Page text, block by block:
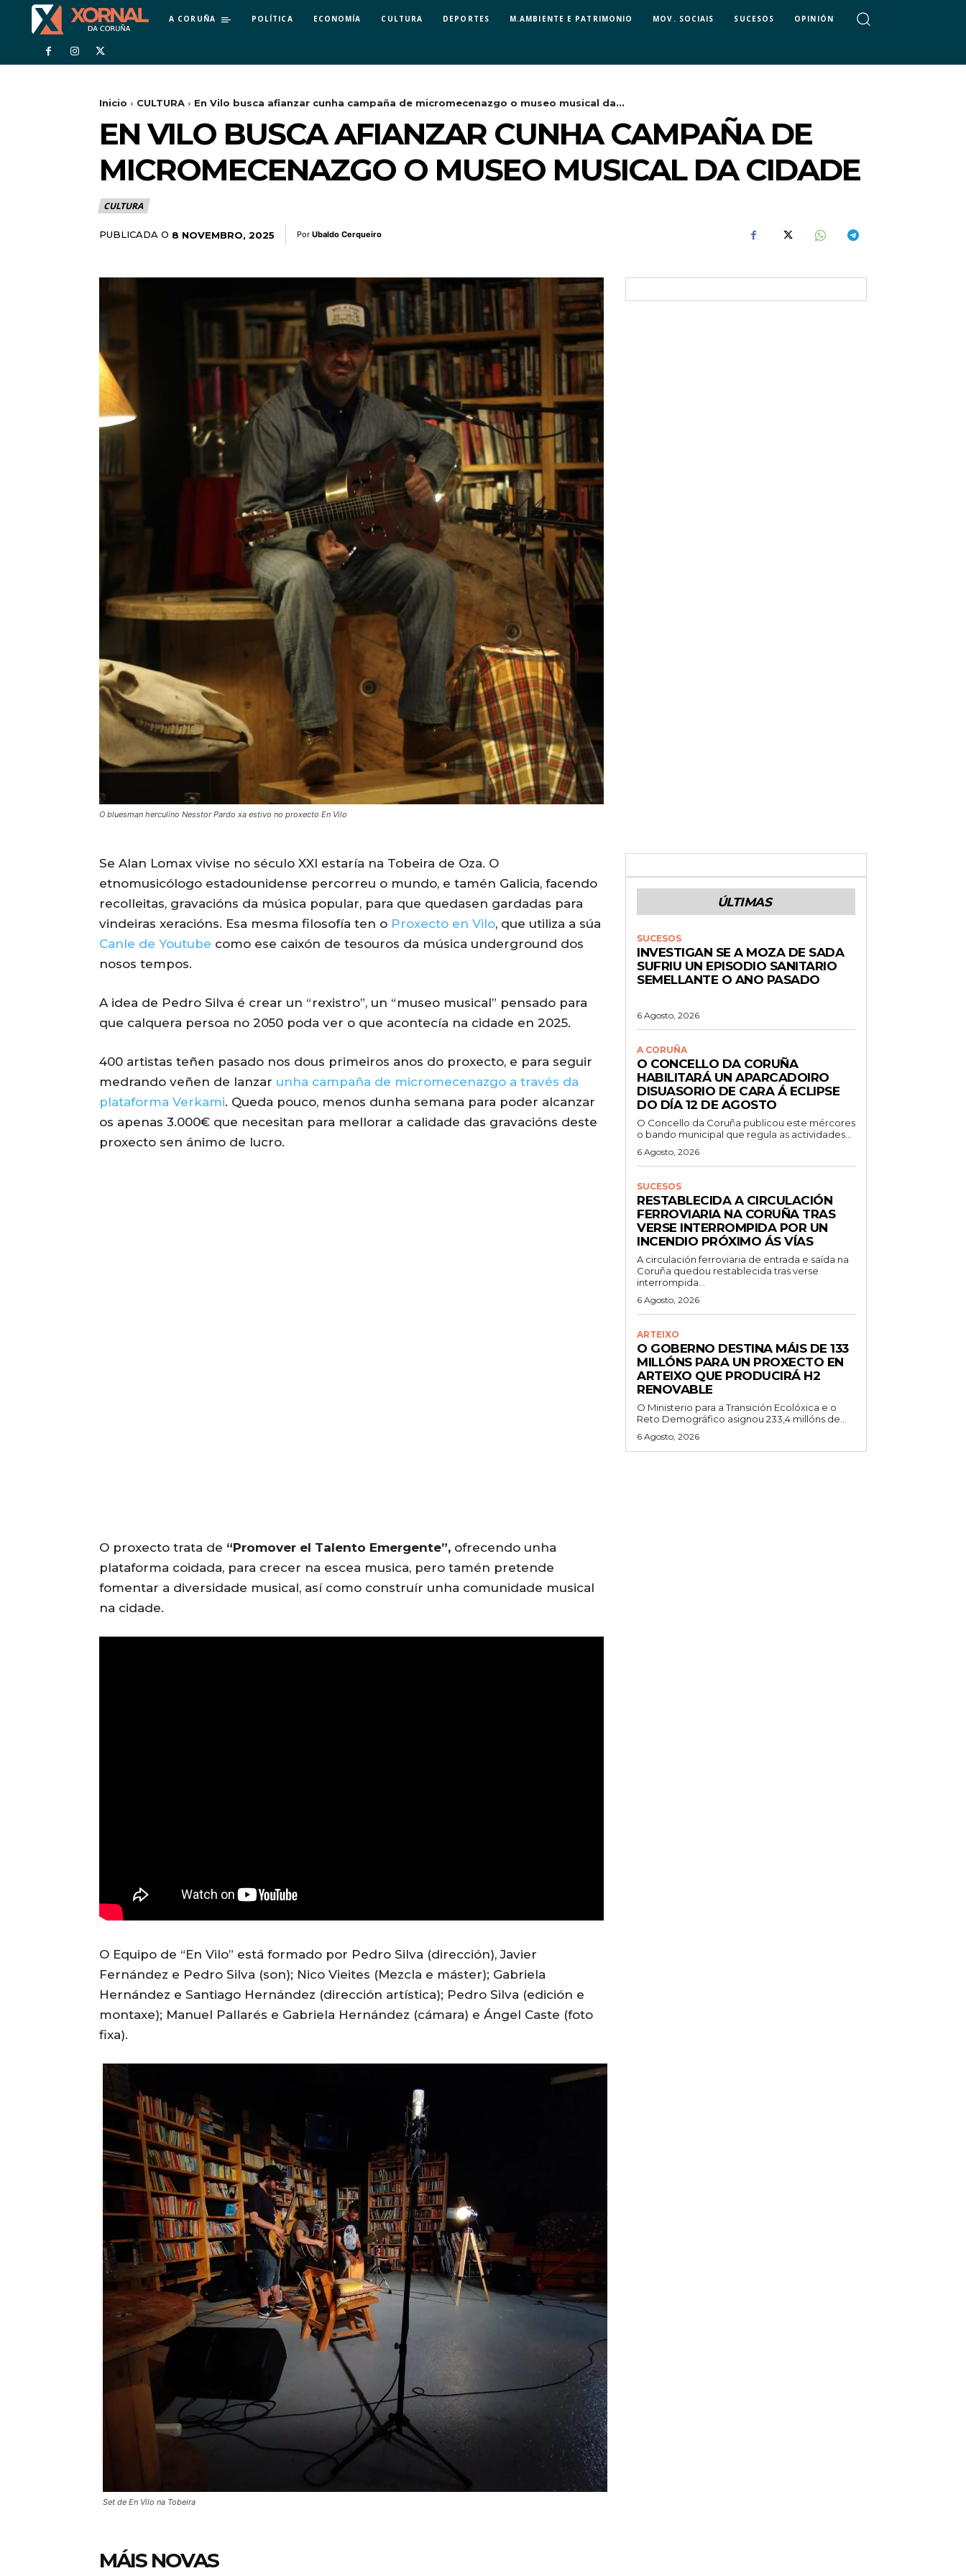
A CORUÑA POLÍTICA ECONOMÍA CULTURA DEPORTES M.AMBIENTE E PATRIMONIO MOV. SOCIAIS SUCESOS OPINIÓN
Inicio CULTURA En Vilo busca afianzar cunha campaña de micromecenazgo o museo musical da...
EN VILO BUSCA AFIANZAR CUNHA CAMPAÑA DE
MICROMECENAZGO O MUSEO MUSICAL DA CIDADE
CULTURA
PUBLICADA O 8 NOVEMBRO, 2025 Por Ubaldo Cerqueiro
O bluesman herculino Nesstor Pardo xa estivo no proxecto En Vilo
Se Alan Lomax vivise no século XXI estaría na Tobeira de Oza. O
etnomusicólogo estadounidense percorreu o mundo, e tamén Galicia, facendo
recolleitas, gravacións da música popular, para que quedasen gardadas para
vindeiras xeracións. Esa mesma filosofía ten o Proxecto en Vilo, que utiliza a súa
Canle de Youtube como ese caixón de tesouros da música underground dos
nosos tempos.
A idea de Pedro Silva é crear un “rexistro”, un “museo musical” pensado para
que calquera persoa no 2050 poda ver o que acontecía na cidade en 2025.
400 artistas teñen pasado nos dous primeiros anos do proxecto, e para seguir
medrando veñen de lanzar unha campaña de micromecenazgo a través da
plataforma Verkami. Queda pouco, menos dunha semana para poder alcanzar
os apenas 3.000€ que necesitan para mellorar a calidade das gravacións deste
proxecto sen ánimo de lucro.
O proxecto trata de “Promover el Talento Emergente”, ofrecendo unha
plataforma coidada, para crecer na escea musica, pero tamén pretende
fomentar a diversidade musical, así como construír unha comunidade musical
na cidade.
O Equipo de “En Vilo” está formado por Pedro Silva (dirección), Javier
Fernández e Pedro Silva (son); Nico Vieites (Mezcla e máster); Gabriela
Hernández e Santiago Hernández (dirección artística); Pedro Silva (edición e
montaxe); Manuel Pallarés e Gabriela Hernández (cámara) e Ángel Caste (foto
fixa).
Set de En Vilo na Tobeira
MÁIS NOVAS
ÚLTIMAS
SUCESOS
INVESTIGAN SE A MOZA DE SADA
SUFRIU UN EPISODIO SANITARIO
SEMELLANTE O ANO PASADO
6 Agosto, 2026
A CORUÑA
O CONCELLO DA CORUÑA
HABILITARÁ UN APARCADOIRO
DISUASORIO DE CARA Á ECLIPSE
DO DÍA 12 DE AGOSTO
O Concello da Coruña publicou este mércores
o bando municipal que regula as actividades...
6 Agosto, 2026
SUCESOS
RESTABLECIDA A CIRCULACIÓN
FERROVIARIA NA CORUÑA TRAS
VERSE INTERROMPIDA POR UN
INCENDIO PRÓXIMO ÁS VÍAS
A circulación ferroviaria de entrada e saída na
Coruña quedou restablecida tras verse
interrompida...
6 Agosto, 2026
ARTEIXO
O GOBERNO DESTINA MÁIS DE 133
MILLÓNS PARA UN PROXECTO EN
ARTEIXO QUE PRODUCIRÁ H2
RENOVABLE
O Ministerio para a Transición Ecolóxica e o
Reto Demográfico asignou 233,4 millóns de...
6 Agosto, 2026